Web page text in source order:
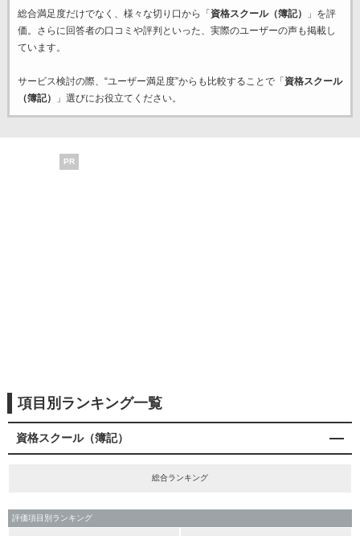
総合満足度だけでなく、様々な切り口から「 資格スクール（簿記）
」を評
価。さらに回答者の口コミや評判といった、実際のユーザーの声も掲載し
ています。
サービス検討の際、“ユーザー満足度”からも比較することで「 資格スクール
（簿記）
」選びにお役立てください。
PR
項目別ランキング一覧
資格スクール（簿記）
総合ランキング
評価項目別ランキング